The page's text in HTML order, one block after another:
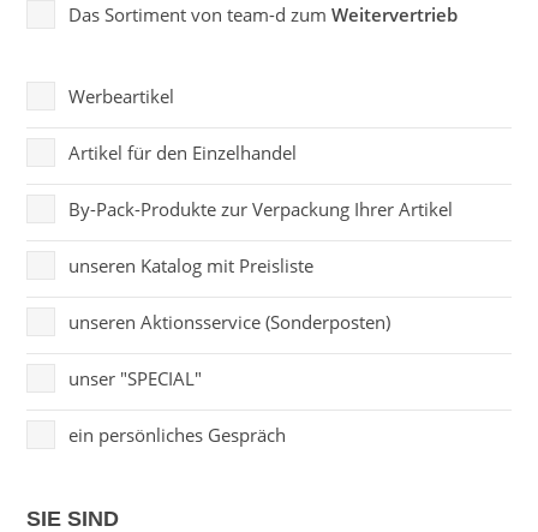
Das Sortiment von team-d zumWeitervertrieb
Werbeartikel
Artikel für den Einzelhandel
By-Pack-Produkte zur Verpackung Ihrer Artikel
unseren Katalog mit Preisliste
unseren Aktionsservice (Sonderposten)
unser "SPECIAL"
ein persönliches Gespräch
SIE SIND